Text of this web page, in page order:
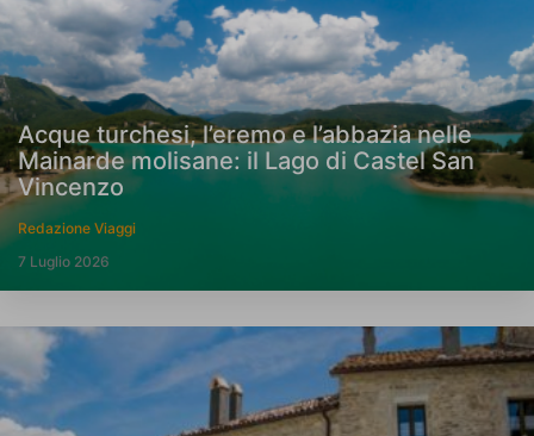
Acque turchesi, l’eremo e l’abbazia nelle
Mainarde molisane: il Lago di Castel San
Vincenzo
Redazione Viaggi
7 Luglio 2026